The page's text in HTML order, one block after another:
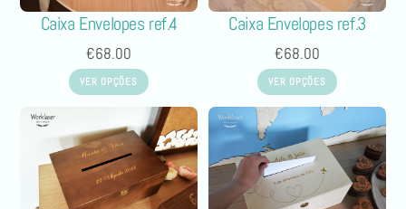
Caixa Envelopes ref.4
€68.00
VER OPÇÕES
Caixa Envelopes ref.3
€68.00
VER OPÇÕES